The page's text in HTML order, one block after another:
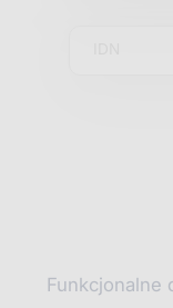
Funkcjonalne